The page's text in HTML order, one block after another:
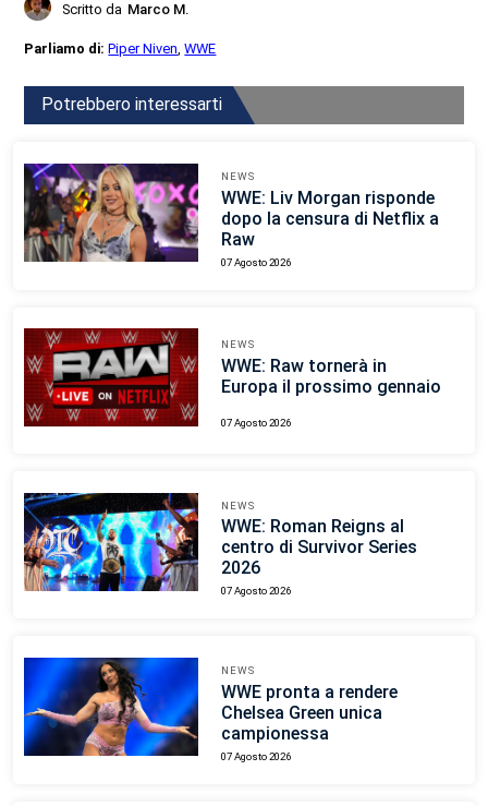
Scritto da Marco M.
Parliamo di:Piper Niven,WWE
Potrebbero interessarti
NEWS
WWE: Liv Morgan risponde
dopo la censura di Netflix a
Raw
07 Agosto 2026
NEWS
WWE: Raw tornerà in
Europa il prossimo gennaio
07 Agosto 2026
NEWS
WWE: Roman Reigns al
centro di Survivor Series
2026
07 Agosto 2026
NEWS
WWE pronta a rendere
Chelsea Green unica
campionessa
07 Agosto 2026